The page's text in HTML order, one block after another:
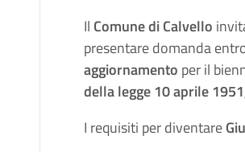
Il Comune di Calvello
presentare domanda
aggiornamento per il
della legge 10 aprile
I requisiti per diventare